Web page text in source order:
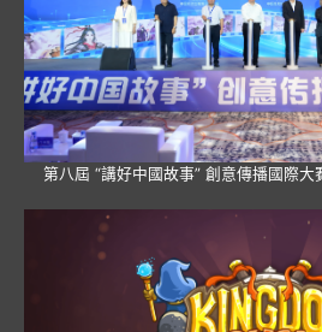
第八屆 “講好中國故事” 創意傳播國際